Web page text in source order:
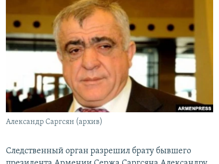
АРХИВ
Հայերեն
Русский
Все сайты Радио Азатутюн
Александр Саргсян (архив)
Следственный орган разрешил брату бывшего